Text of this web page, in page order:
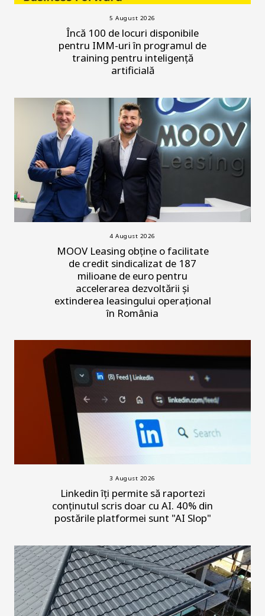
5 August 2026
Încă 100 de locuri disponibile
pentru IMM-uri în programul de
training pentru inteligență
artificială
4 August 2026
MOOV Leasing obține o facilitate
de credit sindicalizat de 187
milioane de euro pentru
accelerarea dezvoltării și
extinderea leasingului operațional
în România
3 August 2026
Linkedin îți permite să raportezi
conținutul scris doar cu AI. 40% din
postările platformei sunt "AI Slop"